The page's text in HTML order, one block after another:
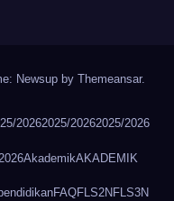
Newsup by Themeansar.
20262025/20262025/2026
AkademikAKADEMIK
FAQFLS2N FLS3N